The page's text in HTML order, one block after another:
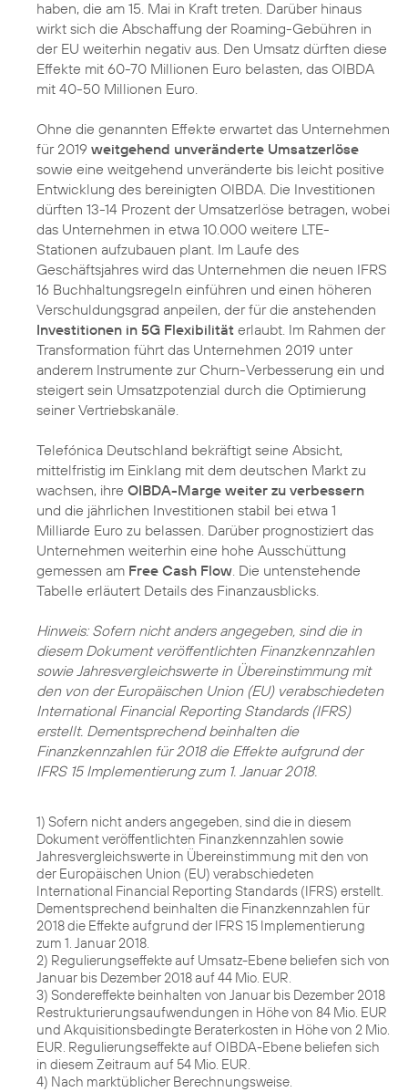
haben, die am 15. Mai in Kraft treten. Darüber hinaus
wirkt sich die Abschaffung der Roaming-Gebühren in
der EU weiterhin negativ aus. Den Umsatz dürften diese
Effekte mit 60-70 Millionen Euro belasten, das OIBDA
mit 40-50 Millionen Euro.
Ohne die genannten Effekte erwartet das Unternehmen
für 2019 weitgehend unveränderte Umsatzerlöse
sowie eine weitgehend unveränderte bis leicht positive
Entwicklung des bereinigten OIBDA. Die Investitionen
dürften 13-14 Prozent der Umsatzerlöse betragen, wobei
das Unternehmen in etwa 10.000 weitere LTE-
Stationen aufzubauen plant. Im Laufe des
Geschäftsjahres wird das Unternehmen die neuen IFRS
16 Buchhaltungsregeln einführen und einen höheren
Verschuldungsgrad anpeilen, der für die anstehenden
Investitionen in 5G Flexibilität erlaubt. Im Rahmen der
Transformation führt das Unternehmen 2019 unter
anderem Instrumente zur Churn-Verbesserung ein und
steigert sein Umsatzpotenzial durch die Optimierung
seiner Vertriebskanäle.
Telefónica Deutschland bekräftigt seine Absicht,
mittelfristig im Einklang mit dem deutschen Markt zu
wachsen, ihre OIBDA-Marge weiter zu verbessern
und die jährlichen Investitionen stabil bei etwa 1
Milliarde Euro zu belassen. Darüber prognostiziert das
Unternehmen weiterhin eine hohe Ausschüttung
gemessen am Free Cash Flow. Die untenstehende
Tabelle erläutert Details des Finanzausblicks.
Hinweis: Sofern nicht anders angegeben, sind die in
diesem Dokument veröffentlichten Finanzkennzahlen
sowie Jahresvergleichswerte in Übereinstimmung mit
den von der Europäischen Union (EU) verabschiedeten
International Financial Reporting Standards (IFRS)
erstellt. Dementsprechend beinhalten die
Finanzkennzahlen für 2018 die Effekte aufgrund der
IFRS 15 Implementierung zum 1. Januar 2018.
1) Sofern nicht anders angegeben, sind die in diesem
Dokument veröffentlichten Finanzkennzahlen sowie
Jahresvergleichswerte in Übereinstimmung mit den von
der Europäischen Union (EU) verabschiedeten
International Financial Reporting Standards (IFRS) erstellt.
Dementsprechend beinhalten die Finanzkennzahlen für
2018 die Effekte aufgrund der IFRS 15 Implementierung
zum 1. Januar 2018.
2) Regulierungseffekte auf Umsatz-Ebene beliefen sich von
Januar bis Dezember 2018 auf 44 Mio. EUR.
3) Sondereffekte beinhalten von Januar bis Dezember 2018
Restrukturierungsaufwendungen in Höhe von 84 Mio. EUR
und Akquisitionsbedingte Beraterkosten in Höhe von 2 Mio.
EUR. Regulierungseffekte auf OIBDA-Ebene beliefen sich
in diesem Zeitraum auf 54 Mio. EUR.
4) Nach marktüblicher Berechnungsweise.